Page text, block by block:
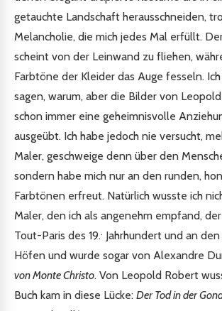
getauchte Landschaft herausschneiden,
Melancholie, die mich jedes Mal erfüllt.
scheint von der Leinwand zu fliehen,
Farbtöne der Kleider das Auge fesseln.
sagen, warum, aber die Bilder von
schon immer eine geheimnisvolle
ausgeübt. Ich habe jedoch nie versucht,
Maler, geschweige denn über den
sondern habe mich nur an den runden,
Farbtönen erfreut. Natürlich wusste ich
Maler, den ich als angenehm empfand,
Tout-Paris des 19.. Jahrhundert und an
Höfen und wurde sogar von Alexandre
von Monte Christo. Von Leopold Robert
Buch kam in diese Lücke: Der Tod in der